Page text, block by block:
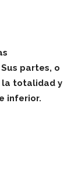
partes, o
la totalidad y
inferior.